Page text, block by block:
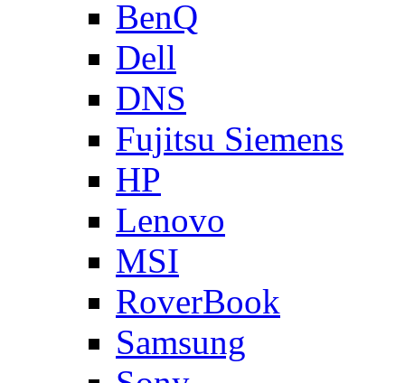
BenQ
Dell
DNS
Fujitsu Siemens
HP
Lenovo
MSI
RoverBook
Samsung